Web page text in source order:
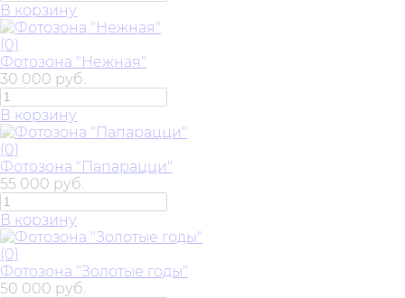
В корзину
(0)
Фотозона "Нежная"
30 000 руб.
В корзину
(0)
Фотозона "Папарацци"
55 000 руб.
В корзину
(0)
Фотозона "Золотые годы"
50 000 руб.